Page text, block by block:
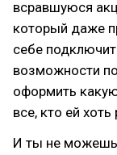
всравшуюся
который даже
себе
возможности
оформить
все, кто ей
И ты не можешь